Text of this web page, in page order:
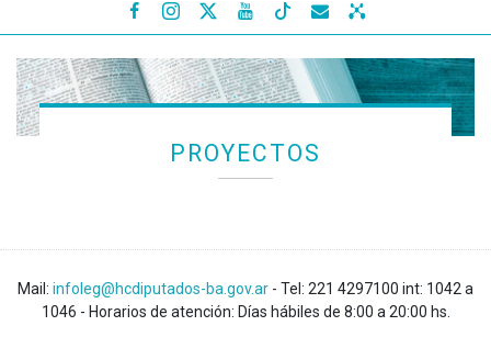
   
PROYECTOS
Mail: infoleg@hcdiputados-ba.gov.ar - Tel: 221 4297100 int: 1042 a
1046 - Horarios de atención: Días hábiles de 8:00 a 20:00 hs.